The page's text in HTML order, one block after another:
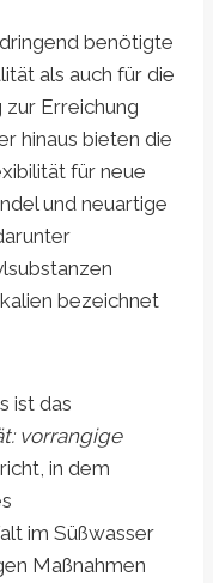
benötigte
als auch für die
Erreichung
hinaus bieten die
für neue
und neuartige
bezeichnet
ist das
vorrangige
in dem
im Süßwasser
Maßnahmen